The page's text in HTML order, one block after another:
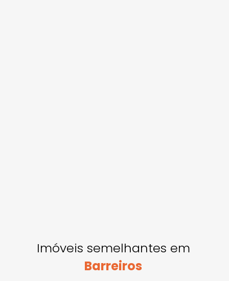
Imóveis semelhantes em
Barreiros